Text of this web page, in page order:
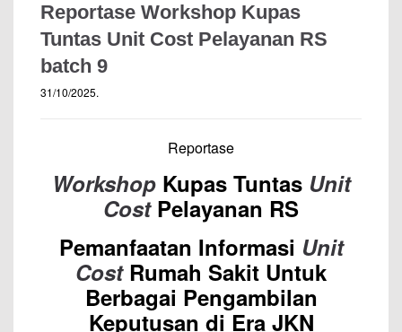
Reportase Workshop Kupas
Tuntas Unit Cost Pelayanan RS
batch 9
31/10/2025.
Reportase
Workshop Kupas Tuntas Unit
CostPelayanan RS
Pemanfaatan Informasi Unit
CostRumah Sakit Untuk
Berbagai Pengambilan
Keputusan di Era JKN